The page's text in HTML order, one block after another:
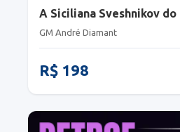
A Siciliana Sveshnikov do
GM André Diamant
R$ 198